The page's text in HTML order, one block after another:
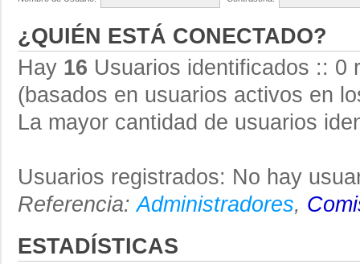
¿QUIÉN ESTÁ CONECTADO?
Hay 16 Usuarios identificados :: 0
(basados en usuarios activos en
La mayor cantidad de usuarios
Usuarios registrados: No hay
Referencia:Administradores,
ESTADÍSTICAS